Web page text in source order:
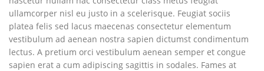
ullamcorper nisl eu justo in a scelerisque. Feugiat sociis
platea felis sed lacus maecenas consectetur elementum
vestibulum ad aenean nostra sapien dictumst condimentum
lectus. A pretium orci vestibulum aenean semper et congue
sapien erat a cum adipiscing sagittis in sodales. Fames at